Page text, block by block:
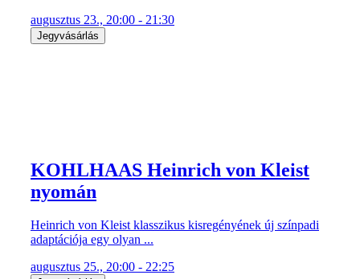
augusztus 23., 20:00 - 21:30
Jegyvásárlás
KOHLHAAS Heinrich von Kleist
nyomán
Heinrich von Kleist klasszikus kisregényének új színpadi
adaptációja egy olyan ...
augusztus 25., 20:00 - 22:25